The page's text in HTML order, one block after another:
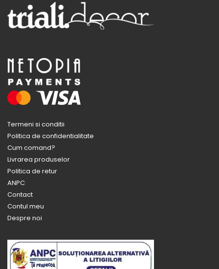
Termeni si conditii
Politica de confidentialitate
Cum comand?
Livrarea produselor
Politica de retur
ANPC
Contact
Contul meu
Despre noi